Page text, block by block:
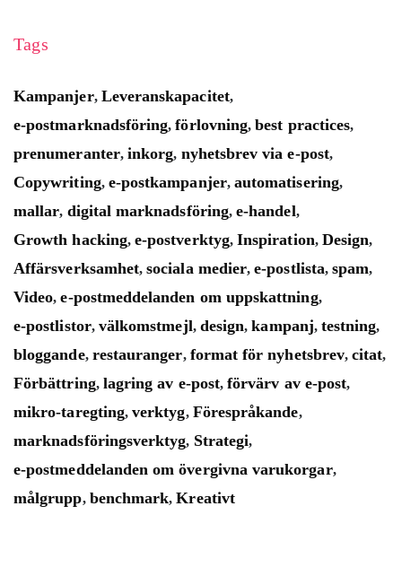
Tags
Kampanjer, Leveranskapacitet,
e-postmarknadsföring,förlovning,best practices,
prenumeranter, inkorg, nyhetsbrev via e-post,
Copywriting, e-postkampanjer, automatisering,
mallar, digital marknadsföring,e-handel,
Growth hacking,e-postverktyg,Inspiration, Design,
Affärsverksamhet,sociala medier,e-postlista,spam,
Video,e-postmeddelanden om uppskattning,
e-postlistor, välkomstmejl, design,kampanj, testning,
bloggande, restauranger, format för nyhetsbrev,citat,
Förbättring, lagring av e-post,förvärv av e-post,
mikro-taregting,verktyg, Förespråkande,
marknadsföringsverktyg, Strategi,
e-postmeddelanden om övergivna varukorgar,
målgrupp, benchmark,Kreativt